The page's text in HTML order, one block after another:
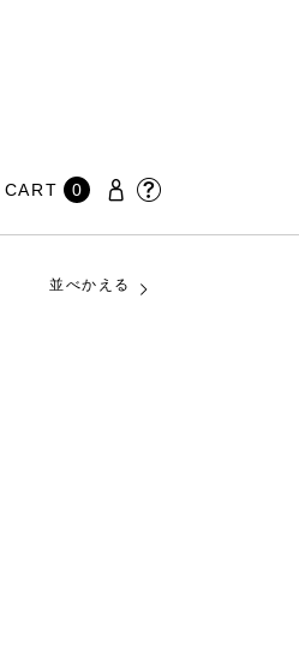
CART 0
並べかえる